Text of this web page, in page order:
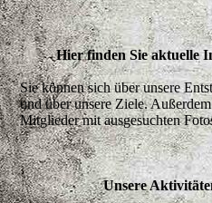
Hier finden Sie aktuelle
Sie können sich über unsere
und über unsere Ziele.
Mitglieder mit ausgesuchten
Unsere